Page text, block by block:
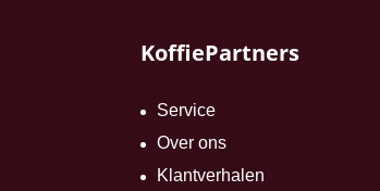
KoffiePartners
Service
Over ons
Klantverhalen